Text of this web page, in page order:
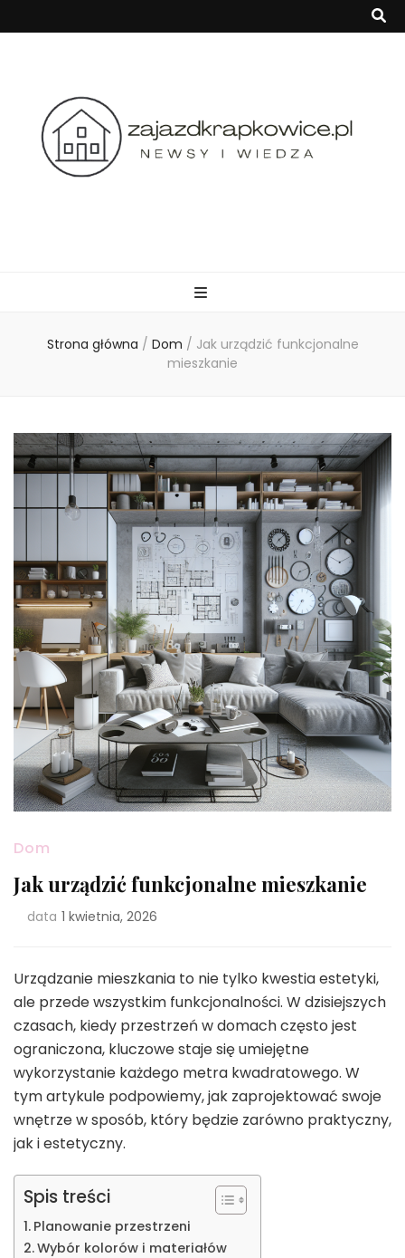
Strona główna / Dom / Jak urządzić funkcjonalne
mieszkanie
Dom
Jak urządzić funkcjonalne mieszkanie
data 1 kwietnia, 2026
Urządzanie mieszkania to nie tylko kwestia estetyki,
ale przede wszystkim funkcjonalności. W dzisiejszych
czasach, kiedy przestrzeń w domach często jest
ograniczona, kluczowe staje się umiejętne
wykorzystanie każdego metra kwadratowego. W
tym artykule podpowiemy, jak zaprojektować swoje
wnętrze w sposób, który będzie zarówno praktyczny,
jak i estetyczny.
Spis treści
Planowanie przestrzeni
Wybór kolorów i materiałów